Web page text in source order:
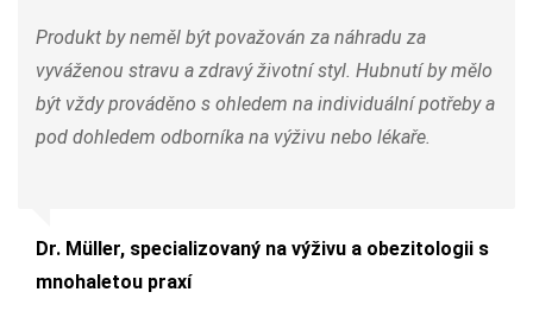
Produkt by neměl být považován za náhradu za
vyváženou stravu a zdravý životní styl. Hubnutí by mělo
být vždy prováděno s ohledem na individuální potřeby a
pod dohledem odborníka na výživu nebo lékaře.
Dr. Müller, specializovaný na výživu a obezitologii s
mnohaletou praxí